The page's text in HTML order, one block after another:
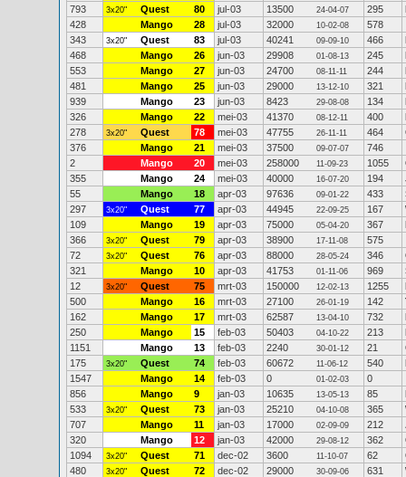
793
3x20" Quest 80 jul-03 13500 24-04-07 295
428
Mango 28 jul-03 32000 10-02-08
578
343
3x20" Quest 83 jul-03 40241 09-09-10 466
468
Mango 26 jun-03 29908 01-08-13 245
553
Mango 27 jun-03 24700 08-11-11 244
481
Mango 25 jun-03 29000 13-12-10 321
939
Mango 23 jun-03 8423 29-08-08 134
326
Mango 22 mei-03 41370 08-12-11 400
278
3x20" Quest 78 mei-03 47755 26-11-11 464
376
Mango 21 mei-03 37500 09-07-07
746
2
Mango 20 mei-03 258000 11-09-23 1055
355
Mango 24 mei-03 40000 16-07-20 194
55
Mango 18 apr-03 97636 09-01-22 433
297
3x20" Quest 77 apr-03 44945 22-09-25 167
109
Mango 19 apr-03 75000 05-04-20 367
366
3x20" Quest 79 apr-03 38900 17-11-08
575
72
3x20" Quest 76 apr-03 88000 28-05-24 346
321
Mango 10 apr-03 41753 01-11-06 969
12
3x20" Quest 75 mrt-03 150000 12-02-13 1255
500
Mango 16 mrt-03 27100 26-01-19 142
162
Mango 17 mrt-03 62587 13-04-10 732
250
Mango 15 feb-03 50403 04-10-22 213
1151
Mango 13 feb-03 2240 30-01-12 21
175
3x20" Quest 74 feb-03 60672 11-06-12 540
1547
Mango 14 feb-03 0 01-02-03
0
856
Mango 9 jan-03 10635 13-05-13 85
533
3x20" Quest 73 jan-03 25210 04-10-08 365
707
Mango 11 jan-03 17000 02-09-09 212
320
Mango 12 jan-03 42000 29-08-12 362
1094
3x20" Quest 71 dec-02 3600 11-10-07 62
480
3x20" Quest 72 dec-02 29000 30-09-06 631